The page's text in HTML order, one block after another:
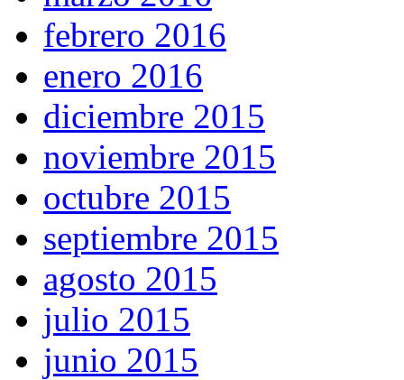
febrero 2016
enero 2016
diciembre 2015
noviembre 2015
octubre 2015
septiembre 2015
agosto 2015
julio 2015
junio 2015